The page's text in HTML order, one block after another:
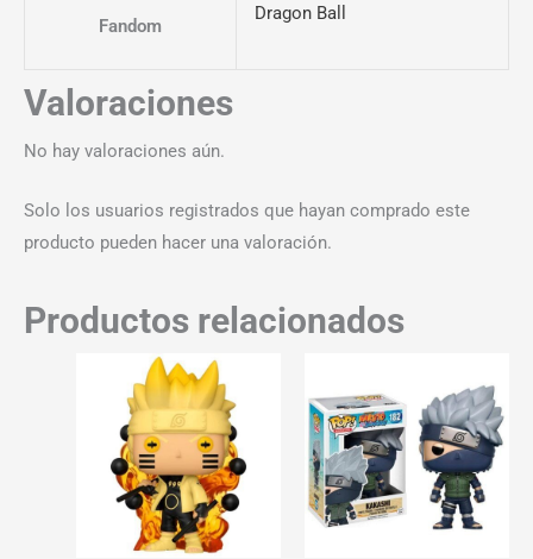
Fandom
Dragon Ball
Valoraciones
No hay valoraciones aún.
Solo los usuarios registrados que hayan comprado este
producto pueden hacer una valoración.
Productos relacionados